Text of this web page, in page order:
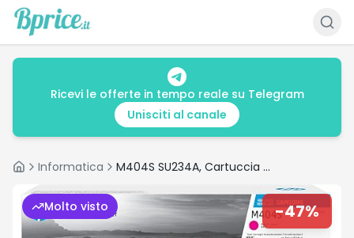
Ricevi le offerte in tempo reale su Telegram
Unisciti al canale
HomeInformatica M404S SU234A, Cartuccia Toner Originale da 1000 Pagine
Molto visto -47%